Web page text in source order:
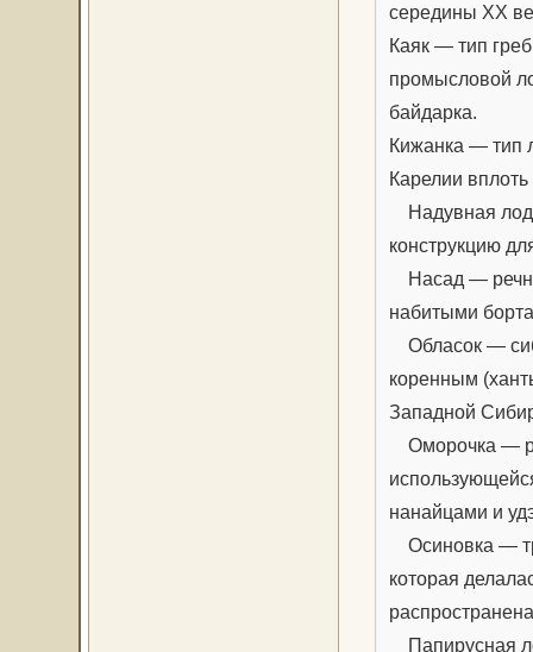
середины XX
Каяк — тип
промысловой
байдарка.
Кижанка — тип
Карелии
Надувная
конструкцию
Насад —
набитыми
Обласок —
коренным
Западной
Оморочка —
нанайцами и
Осиновка —
которая
Папирусная